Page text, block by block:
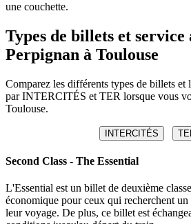
une couchette.
Types de billets et service
Perpignan à Toulouse
Comparez les différents types de billets et
par INTERCITÉS et TER lorsque vous
Toulouse.
INTERCITÉS
Second Class - The Essential
L'Essential est un billet de deuxième
économique pour ceux qui recherchent
leur voyage. De plus, ce billet est